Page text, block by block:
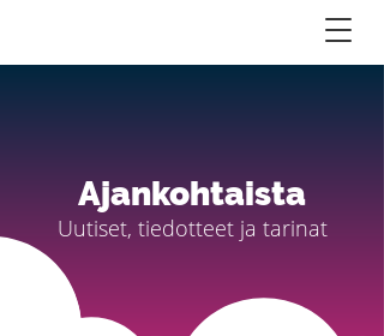
Ajankohtaista
Uutiset, tiedotteet ja tarinat